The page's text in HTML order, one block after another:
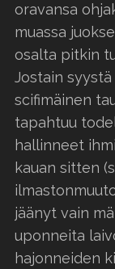
oravansa
muassa
osalta pitkin
Jostain
scifimäinen
tapahtuu
hallinneet
kauan sitten
jäänyt vain
uponneita
hajonneiden